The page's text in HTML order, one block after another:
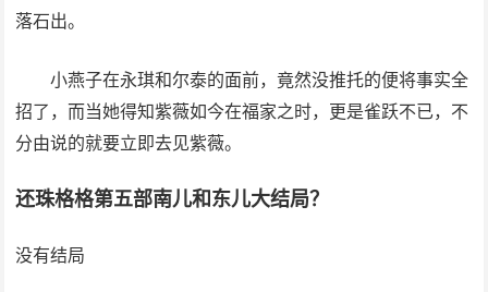
落石出。
小燕子在永琪和尔泰的面前，竟然没推托的便将事实全
招了，而当她得知紫薇如今在福家之时，更是雀跃不已，不
分由说的就要立即去见紫薇。
还珠格格第五部南儿和东儿大结局？
没有结局